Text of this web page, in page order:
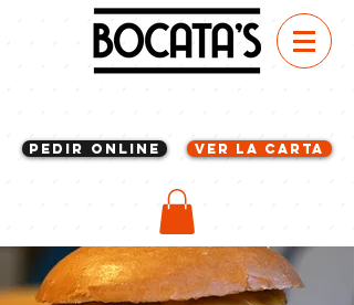
Pedir Online VER LA CARTA